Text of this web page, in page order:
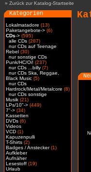
» Zurück zur Katalog-Startseite
Kategorien
Lokalmatadore (13)
Paketangebote-> (6)
CDs-> (595)
alle CDs (287)
nur CDs auf Teenage
Rebel (30)
nur sonstige CDs
Punk/HC/Oi! (237)
nur CDs ...billy (7)
nur CDs Ska, Reggae,
Black Music (5)
nur CDs
Hardrock/Metal/Metalcore (8)
nur CDs sonstige
Musik (21)
LPs/10"-> (449)
7"-> (34)
Kassetten
DVDs (6)
Videos
VCD (1)
Kapuzenpulli
T-Shirts (2)
Badges / Anstecker(1)
Aufkleber
Aufnäher
Lesestoff (19)
Urlaub